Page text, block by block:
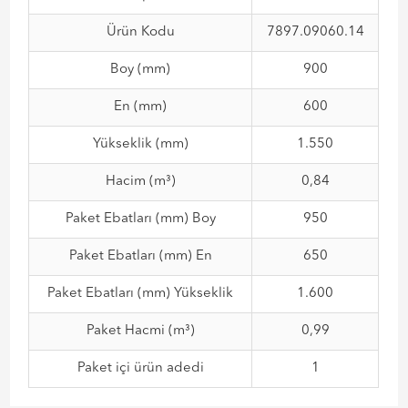
Ürün Kodu 7897.09060.14
Boy (mm) 900
En (mm) 600
Yükseklik (mm) 1.550
Hacim (m³) 0,84
Paket Ebatları (mm) Boy 950
Paket Ebatları (mm) En 650
Paket Ebatları (mm) Yükseklik 1.600
Paket Hacmi (m³) 0,99
Paket içi ürün adedi 1